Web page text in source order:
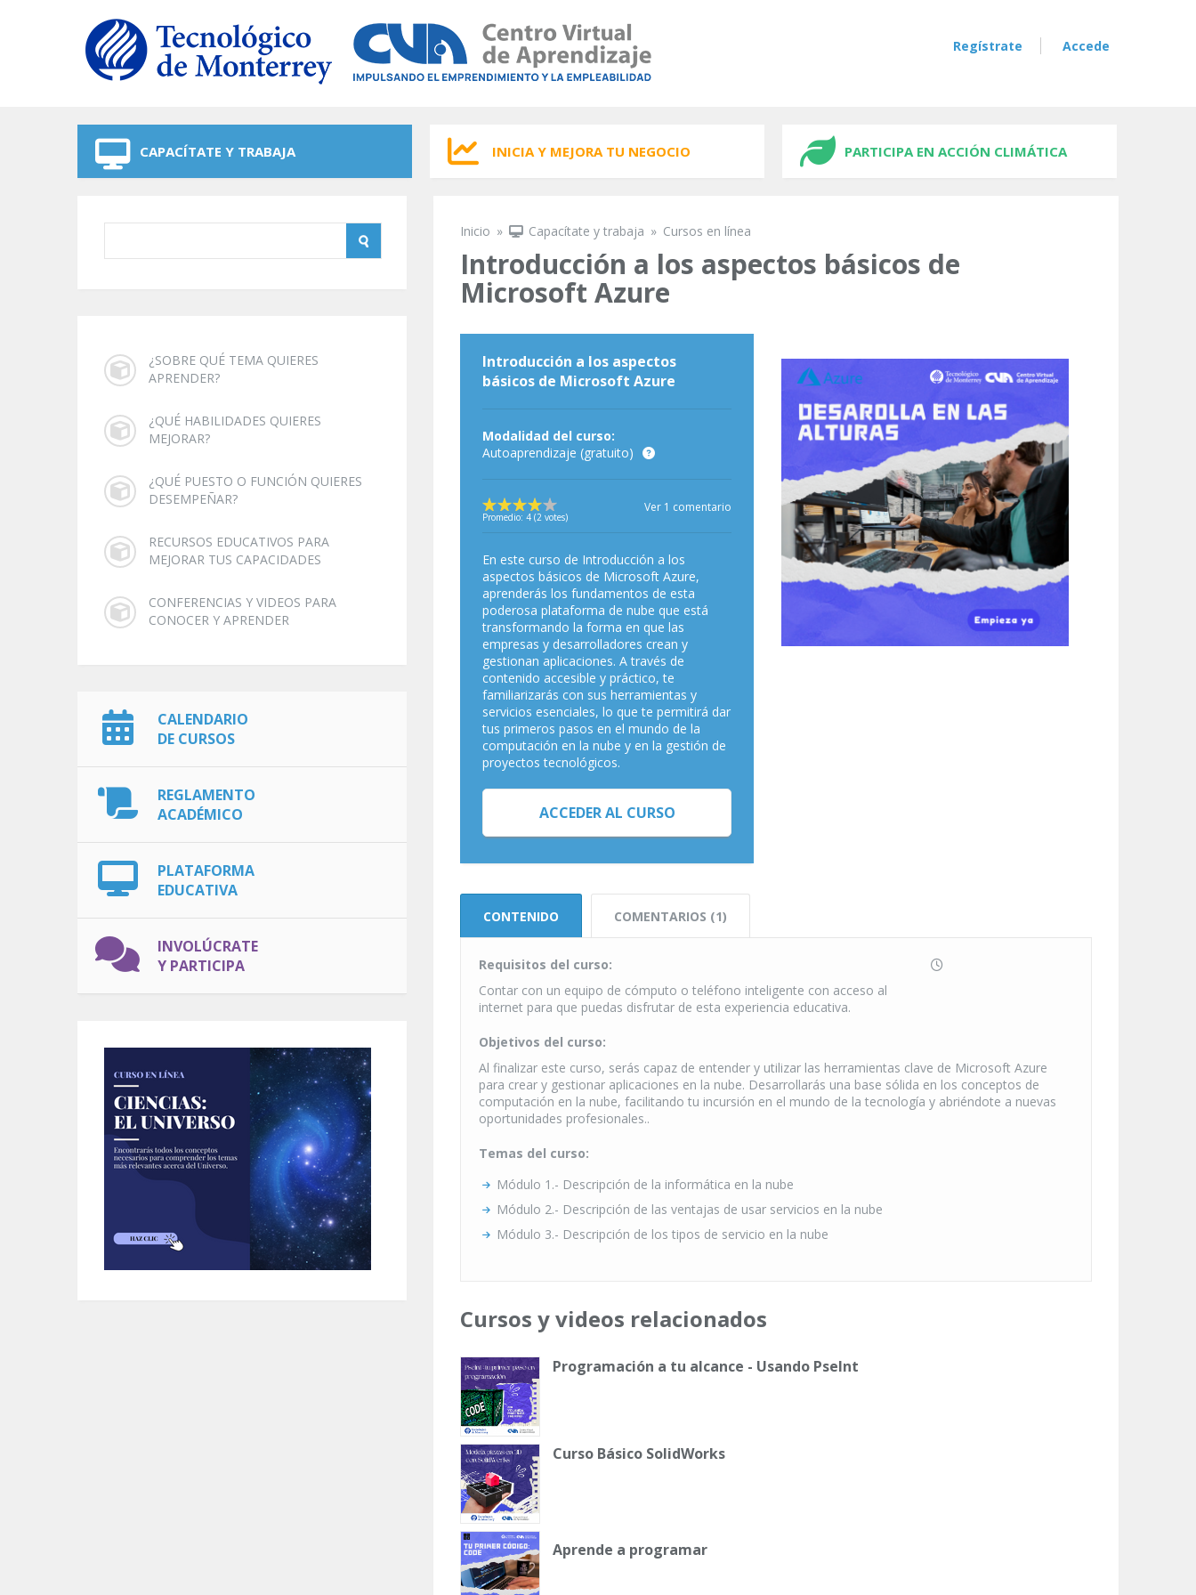
Regístrate Accede
CAPACÍTATE Y TRABAJA INICIA Y MEJORA TU NEGOCIO PARTICIPA EN ACCIÓN CLIMÁTICA
¿SOBRE QUÉ TEMA QUIERES
APRENDER?
¿QUÉ HABILIDADES QUIERES
MEJORAR?
¿QUÉ PUESTO O FUNCIÓN QUIERES
DESEMPEÑAR?
RECURSOS EDUCATIVOS PARA
MEJORAR TUS CAPACIDADES
CONFERENCIAS Y VIDEOS PARA
CONOCER Y APRENDER
CALENDARIO
DE CURSOS
REGLAMENTO
ACADÉMICO
PLATAFORMA
EDUCATIVA
INVOLÚCRATE
Y PARTICIPA
Se encuentra usted aquí
Inicio » Capacítate y trabaja » Cursos en línea
Introducción a los aspectos básicos de
Microsoft Azure
Introducción a los aspectos
básicos de Microsoft Azure
Modalidad del curso:
Autoaprendizaje (gratuito)
Promedio: 4 (2 votes)
Ver 1 comentario
En este curso de Introducción a los
aspectos básicos de Microsoft Azure,
aprenderás los fundamentos de esta
poderosa plataforma de nube que está
transformando la forma en que las
empresas y desarrolladores crean y
gestionan aplicaciones. A través de
contenido accesible y práctico, te
familiarizarás con sus herramientas y
servicios esenciales, lo que te permitirá dar
tus primeros pasos en el mundo de la
computación en la nube y en la gestión de
proyectos tecnológicos.
ACCEDER AL CURSO
CONTENIDO COMENTARIOS (1)
Requisitos del curso:
Contar con un equipo de cómputo o teléfono inteligente con acceso al
internet para que puedas disfrutar de esta experiencia educativa.
Objetivos del curso:
Al finalizar este curso, serás capaz de entender y utilizar las herramientas clave de Microsoft Azure
para crear y gestionar aplicaciones en la nube. Desarrollarás una base sólida en los conceptos de
computación en la nube, facilitando tu incursión en el mundo de la tecnología y abriéndote a nuevas
oportunidades profesionales..
Temas del curso:
Módulo 1.- Descripción de la informática en la nube
Módulo 2.- Descripción de las ventajas de usar servicios en la nube
Módulo 3.- Descripción de los tipos de servicio en la nube
Cursos y videos relacionados
Programación a tu alcance - Usando PseInt
Curso Básico SolidWorks
Aprende a programar